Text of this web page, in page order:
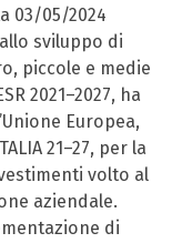
03/05/2024
sviluppo di
piccole e medie
2021–2027, ha
Europea,
21–27, per la
volto al
aziendale.
di